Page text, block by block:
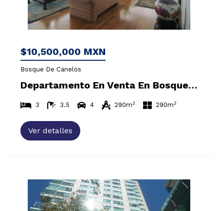
$10,500,000 MXN
Bosque De Canelos
Departamento En Venta En Bosques De Las Lomas
3 3.5 4 290m2 290m2
Ver detalles